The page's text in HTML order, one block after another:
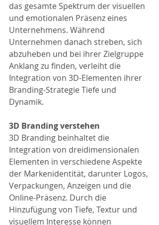
das gesamte Spektrum der visuellen
und emotionalen Präsenz eines
Unternehmens. Während
Unternehmen danach streben, sich
abzuheben und bei ihrer Zielgruppe
Anklang zu finden, verleiht die
Integration von 3D-Elementen ihrer
Branding-Strategie Tiefe und
Dynamik.
3D Branding verstehen
3D Branding beinhaltet die
Integration von dreidimensionalen
Elementen in verschiedene Aspekte
der Markenidentität, darunter Logos,
Verpackungen, Anzeigen und die
Online-Präsenz. Durch die
Hinzufügung von Tiefe, Textur und
visuellem Interesse können